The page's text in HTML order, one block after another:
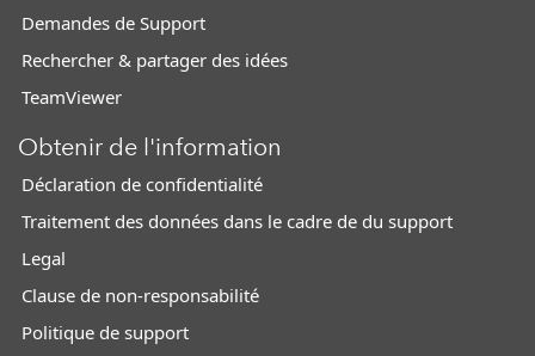
Demandes de Support
Rechercher & partager des idées
TeamViewer
Obtenir de l'information
Déclaration de confidentialité
Traitement des données dans le cadre de du support
Legal
Clause de non-responsabilité
Politique de support